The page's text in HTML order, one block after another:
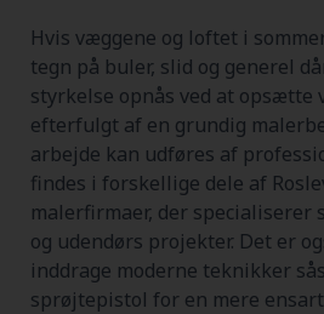
Hvis væggene og loftet i
tegn på buler, slid og generel
styrkelse opnås ved at
efterfulgt af en grundig
arbejde kan udføres af
findes i forskellige dele af
malerfirmaer, der specialiserer
og udendørs projekter. Det er
inddrage moderne teknikker
sprøjtepistol for en mere